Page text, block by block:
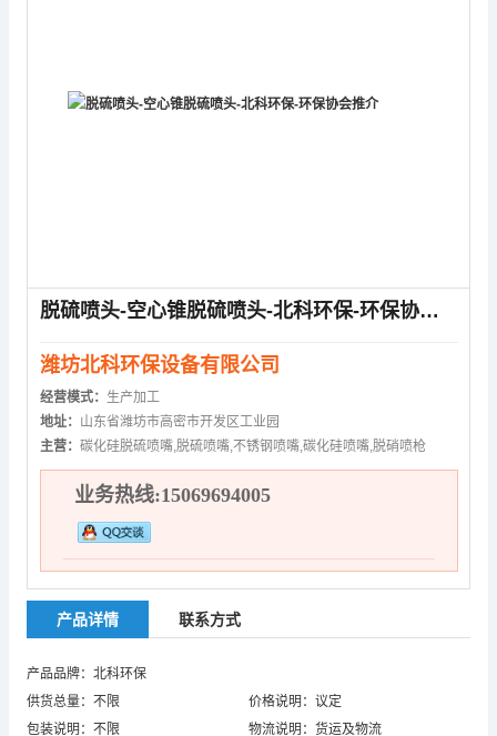
脱硫喷头-空心锥脱硫喷头-北科环保-环保协会推介
潍坊北科环保设备有限公司
经营模式： 生产加工
地址： 山东省潍坊市高密市开发区工业园
主营： 碳化硅脱硫喷嘴,脱硫喷嘴,不锈钢喷嘴,碳化硅喷嘴,脱硝喷枪
业务热线:15069694005
产品详情 联系方式
产品品牌：北科环保
供货总量：不限
价格说明：议定
包装说明：不限
物流说明：货运及物流